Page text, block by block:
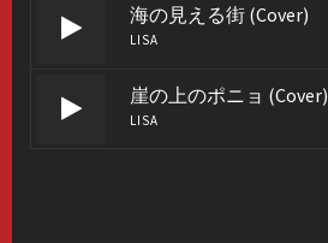
海の見える街 (Cover)
LISA
崖の上のポニョ (Cover)
LISA